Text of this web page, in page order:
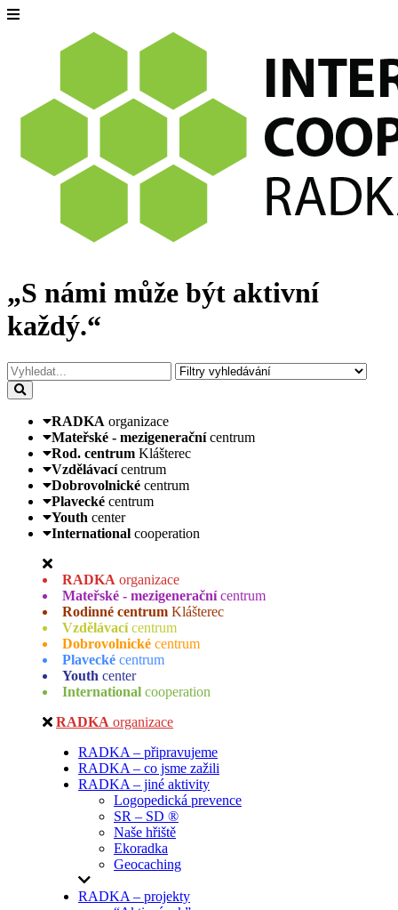
„S námi může být aktivní
každý.“
RADKA organizace
Mateřské - mezigenerační centrum
Rod. centrum Klášterec
Vzdělávací centrum
Dobrovolnické centrum
Plavecké centrum
Youth center
International cooperation
RADKA organizace
Mateřské - mezigenerační centrum
Rodinné centrum Klášterec
Vzdělávací centrum
Dobrovolnické centrum
Plavecké centrum
Youth center
International cooperation
RADKA organizace
RADKA – připravujeme
RADKA – co jsme zažili
RADKA – jiné aktivity
Logopedická prevence
SR – SD ®
Naše hřiště
Ekoradka
Geocaching
RADKA – projekty